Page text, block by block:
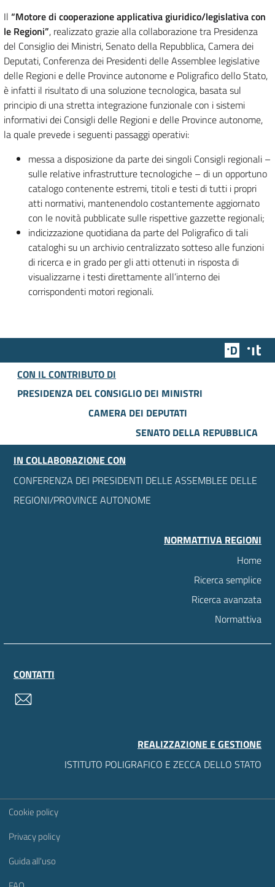
Il “Motore di cooperazione applicativa giuridico/legislativa con
le Regioni”, realizzato grazie alla collaborazione tra Presidenza
del Consiglio dei Ministri, Senato della Repubblica, Camera dei
Deputati, Conferenza dei Presidenti delle Assemblee legislative
delle Regioni e delle Province autonome e Poligrafico dello Stato,
è infatti il risultato di una soluzione tecnologica, basata sul
principio di una stretta integrazione funzionale con i sistemi
informativi dei Consigli delle Regioni e delle Province autonome,
la quale prevede i seguenti passaggi operativi:
messa a disposizione da parte dei singoli Consigli regionali –
sulle relative infrastrutture tecnologiche – di un opportuno
catalogo contenente estremi, titoli e testi di tutti i propri
atti normativi, mantenendolo costantemente aggiornato
con le novità pubblicate sulle rispettive gazzette regionali;
indicizzazione quotidiana da parte del Poligrafico di tali
cataloghi su un archivio centralizzato sotteso alle funzioni
di ricerca e in grado per gli atti ottenuti in risposta di
visualizzarne i testi direttamente all’interno dei
corrispondenti motori regionali.
Team
CON IL CONTRIBUTO DI
PRESIDENZA DEL CONSIGLIO DEI MINISTRI
CAMERA DEI DEPUTATI
SENATO DELLA REPUBBLICA
IN COLLABORAZIONE CON
CONFERENZA DEI PRESIDENTI DELLE ASSEMBLEE DELLE
REGIONI/PROVINCE AUTONOME
NORMATTIVA REGIONI
Home
Ricerca semplice
Ricerca avanzata
Normattiva
CONTATTI
REALIZZAZIONE E GESTIONE
ISTITUTO POLIGRAFICO E ZECCA DELLO STATO
Sezione Link Utili
Cookie policy
Privacy policy
Guida all'uso